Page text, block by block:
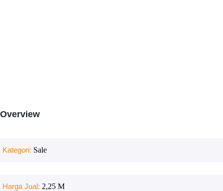
Overview
Kategori: Sale
Harga Jual: 2,25 M